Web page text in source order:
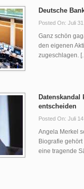
Deutsche
Posted On: Juli
Ganz schön
den eigenen
zugeschlagen.
Datenskandal
entscheiden
Posted On: Juli
Angela Merkel
Biografie
eine tragende